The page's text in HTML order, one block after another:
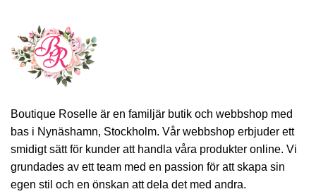
Boutique Roselle är en familjär butik och webbshop med
bas i Nynäshamn, Stockholm. Vår webbshop erbjuder ett
smidigt sätt för kunder att handla våra produkter online. Vi
grundades av ett team med en passion för att skapa sin
egen stil och en önskan att dela det med andra.